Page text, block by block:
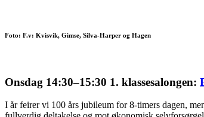
Foto: F.v: Kvisvik, Gimse, Silva-Harper og Hagen
Onsdag 14:30–15:30 1. klassesalongen:
I år feirer vi 100 års jubileum for 8-timers dagen,